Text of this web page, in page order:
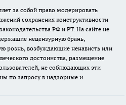
за собой право модерировать
сохранения конструктивности
РФ и РТ. На сайте не
нецензурную брань,
рознь, возбуждающие ненависть или
достоинства, размещение
не соблюдающих эти
по запросу в надзорные и